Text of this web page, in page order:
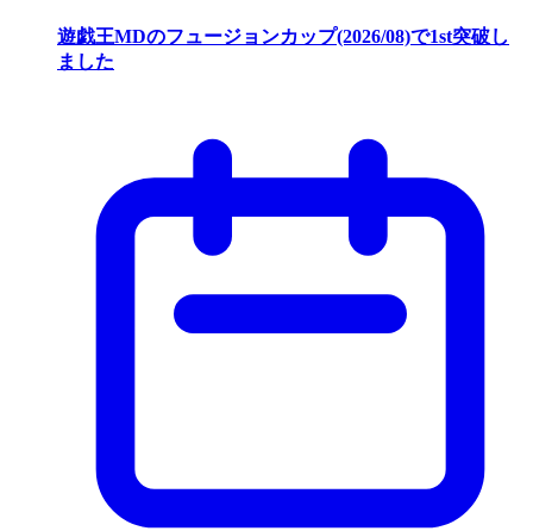
遊戯王MDのフュージョンカップ(2026/08)で1st突破し
ました